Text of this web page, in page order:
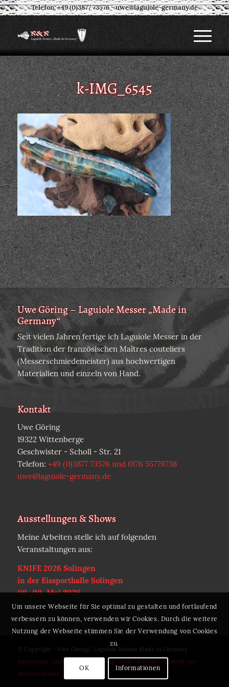
Telefon: +49 (0)3877 73576-uwe@laguiole-germany.de
k-IMG_6545
Uwe Göring – Laguiole Messer „Made in
Germany“
Seit vielen Jahren fertige ich Laguiole Messer in der
Tradition der französischen Maîtres couteliers
(Messerschmiedemeister) aus hochwertigen
Materialien und einzeln von Hand.
Kontakt
Uwe Göring
19322 Wittenberge
Geschwister - Scholl - Str. 21
Telefon: +49 (0)3877 73576 und 0176 55779738
uwe@laguiole-germany.de
Ausstellungen & Shows
Meine Arbeiten stelle ich auf folgenden
Veranstaltungen aus:
KNIFE 2026 Solingen
in der Eissporthalle Solingen
09./10. Mai 2026
© Copyright - Uwe Göring . Laguiole Messer Made in Germany -
Impressum- Datenschutzerklärung- AGB- Kontakt
Erstellt von
Michael Hömke
Um unsere Webseite für Sie optimal zu gestalten und fortlaufend
verbessern zu können, verwenden wir Cookies. Durch die weitere
Nutzung der Webseite stimmen Sie der Verwendung von Cookies
zu.
OK Informationen